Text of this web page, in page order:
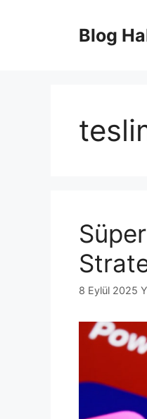
Blog
8 Eylül 2025